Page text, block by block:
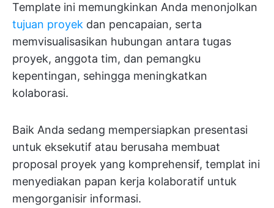
Template ini memungkinkan Anda menonjolkan
tujuan proyek dan pencapaian, serta
memvisualisasikan hubungan antara tugas
proyek, anggota tim, dan pemangku
kepentingan, sehingga meningkatkan
kolaborasi.
Baik Anda sedang mempersiapkan presentasi
untuk eksekutif atau berusaha membuat
proposal proyek yang komprehensif, templat ini
menyediakan papan kerja kolaboratif untuk
mengorganisir informasi.